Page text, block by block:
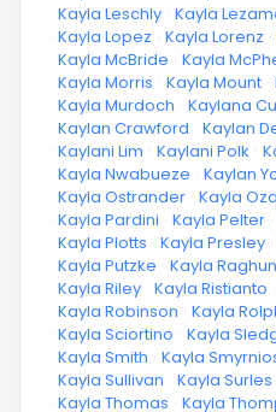
· Kayla Leschly · Kayla
· Kayla Lopez · Kayla Lorenz ·
· Kayla McBride · Kayla
· Kayla Morris · Kayla Mount ·
· Kayla Murdoch · Kaylana
· Kaylan Crawford · Kaylan
· Kaylani Lim · Kaylani Polk ·
· Kayla Nwabueze · Kaylan
· Kayla Ostrander · Kayla
· Kayla Pardini · Kayla Pelter ·
· Kayla Plotts · Kayla Presley ·
· Kayla Putzke · Kayla
· Kayla Riley · Kayla Ristianto ·
· Kayla Robinson · Kayla
· Kayla Sciortino · Kayla
· Kayla Smith · Kayla
· Kayla Sullivan · Kayla Surles
· Kayla Thomas · Kayla